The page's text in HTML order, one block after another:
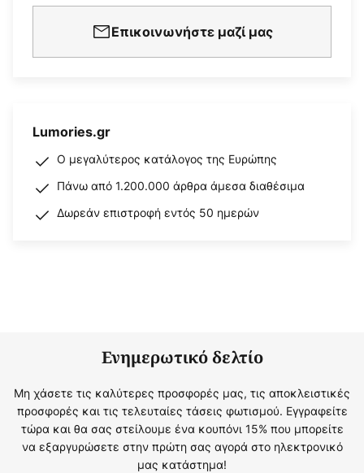
Επικοινωνήστε μαζί μας
Lumories.gr
Ο μεγαλύτερος κατάλογος της Ευρώπης
Πάνω από 1.200.000 άρθρα άμεσα διαθέσιμα
Δωρεάν επιστροφή εντός 50 ημερών
Ενημερωτικό δελτίο
Μη χάσετε τις καλύτερες προσφορές μας, τις αποκλειστικές
προσφορές και τις τελευταίες τάσεις φωτισμού. Εγγραφείτε
τώρα και θα σας στείλουμε ένα κουπόνι 15% που μπορείτε
να εξαργυρώσετε στην πρώτη σας αγορά στο ηλεκτρονικό
μας κατάστημα!